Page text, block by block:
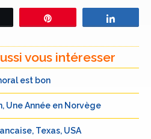
vous intéresser
est bon
Une Année en Norvège
Texas, USA